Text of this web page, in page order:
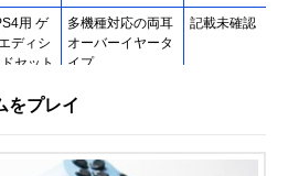
用 ゲ
ディシ
セット
多機種対応の両耳
オーバーイヤータ
イプ
記載未確認
をプレイ